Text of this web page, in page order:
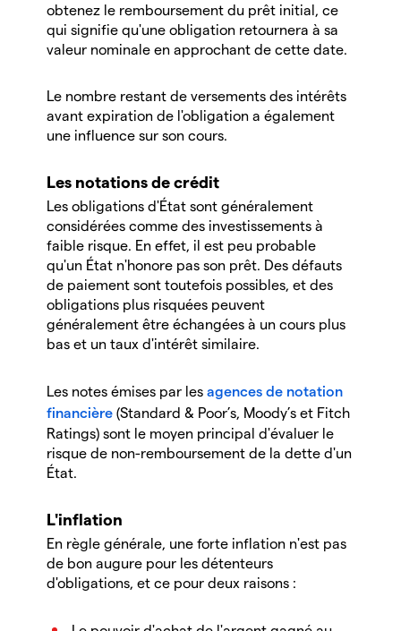
obtenez le remboursement du prêt initial, ce
qui signifie qu'une obligation retournera à sa
valeur nominale en approchant de cette date.
Le nombre restant de versements des intérêts
avant expiration de l'obligation a également
une influence sur son cours.
Les notations de crédit
Les obligations d'État sont généralement
considérées comme des investissements à
faible risque. En effet, il est peu probable
qu'un État n'honore pas son prêt. Des défauts
de paiement sont toutefois possibles, et des
obligations plus risquées peuvent
généralement être échangées à un cours plus
bas et un taux d'intérêt similaire.
Les notes émises par les agences de notation
financière (Standard & Poor’s, Moody’s et Fitch
Ratings) sont le moyen principal d'évaluer le
risque de non-remboursement de la dette d'un
État.
L'inflation
En règle générale, une forte inflation n'est pas
de bon augure pour les détenteurs
d'obligations, et ce pour deux raisons :